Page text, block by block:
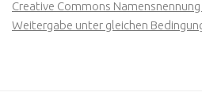
Creative Commons
Weitergabe unter gleichen